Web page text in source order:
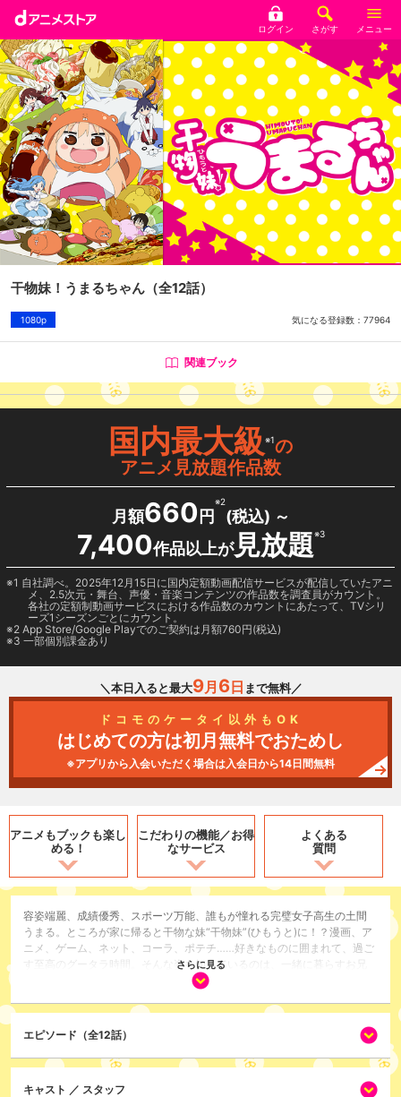
ログイン さがす メニュー
干物妹！うまるちゃん （全12話）
1080p 気になる登録数： 77964
関連ブック
国内最大級※1の
アニメ見放題作品数
月額660 円
※2
(税込) ～
7,400作品以上が見放題※3
1 自社調べ。2025年12月15日に国内定額動画配信サービスが配信していたアニ
メ、2.5次元・舞台、声優・音楽コンテンツの作品数を調査員がカウント。
各社の定額制動画サービスにおける作品数のカウントにあたって、TVシリ
ーズ1シーズンごとにカウント。
2 App Store/Google Playでのご契約は月額760円(税込)
3 一部個別課金あり
＼本日入ると最大9月 6日 まで無料／
ドコモのケータイ以外もOK
はじめての方は初月無料でおためし
※アプリから入会いただく場合は入会日から14日間無料
アニメもブックも楽し
める！
こだわりの機能／お得
なサービス
よくある
質問
容姿端麗、成績優秀、スポーツ万能、誰もが憧れる完璧女子高生の土間
うまる。ところが家に帰ると干物な妹“干物妹”(ひもうと)に！？漫画、ア
ニメ、ゲーム、ネット、コーラ、ポテチ……好きなものに囲まれて、過ご
す至高のグータラ時間。そんな姿を知っているのは、一緒に暮らすお兄
ちゃん・タイヘイだけ。タイヘイに加え、クラスメイトの海老名、きり
がはじまる…！
コメディ/ギャグ
シリーズ／関連のアニメ作品
さらに見る
エピソード（全12話）
キャスト ／ スタッフ